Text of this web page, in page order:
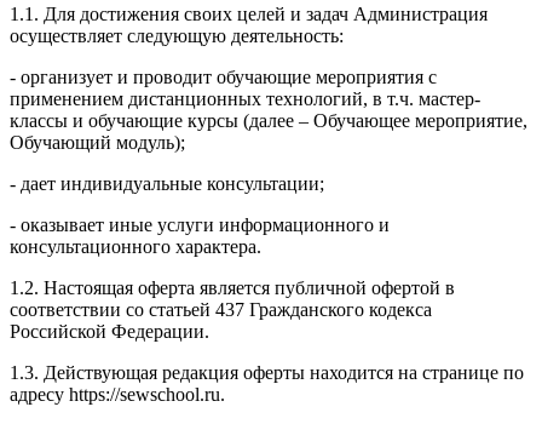
1.1. Для достижения своих целей и задач Администрация
осуществляет следующую деятельность:
- организует и проводит обучающие мероприятия с
применением дистанционных технологий, в т.ч. мастер-
классы и обучающие курсы (далее – Обучающее мероприятие,
Обучающий модуль);
- дает индивидуальные консультации;
- оказывает иные услуги информационного и
консультационного характера.
1.2. Настоящая оферта является публичной офертой в
соответствии со статьей 437 Гражданского кодекса
Российской Федерации.
1.3. Действующая редакция оферты находится на странице по
адресу https://sewschool.ru.